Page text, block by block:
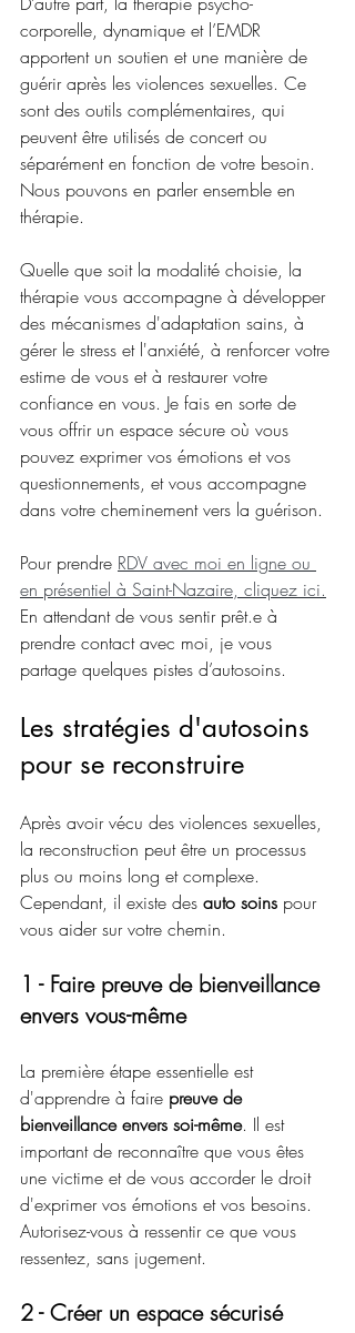
corporelle, dynamique et l’EMDR
apportent un soutien et une manière de
guérir après les violences sexuelles. Ce
sont des outils complémentaires, qui
peuvent être utilisés de concert ou
séparément en fonction de votre besoin.
Nous pouvons en parler ensemble en
thérapie.
Quelle que soit la modalité choisie, la
thérapie vous accompagne à développer
des mécanismes d'adaptation sains, à
gérer le stress et l'anxiété, à renforcer votre
estime de vous et à restaurer votre
confiance en vous. Je fais en sorte de
vous offrir un espace sécure où vous
pouvez exprimer vos émotions et vos
questionnements, et vous accompagne
dans votre cheminement vers la guérison.
Pour prendre RDV avec moi en ligne ou
en présentiel à Saint-Nazaire, cliquez ici.
En attendant de vous sentir prêt.e à
prendre contact avec moi, je vous
partage quelques pistes d’autosoins.
Les stratégies d'autosoins
pour se reconstruire
Après avoir vécu des violences sexuelles,
la reconstruction peut être un processus
plus ou moins long et complexe.
Cependant, il existe des auto soins pour
vous aider sur votre chemin.
1 - Faire preuve de bienveillance
envers vous-même
La première étape essentielle est
d'apprendre à faire preuve de
bienveillance envers soi-même. Il est
important de reconnaître que vous êtes
une victime et de vous accorder le droit
d'exprimer vos émotions et vos besoins.
Autorisez-vous à ressentir ce que vous
ressentez, sans jugement.
2 - Créer un espace sécurisé